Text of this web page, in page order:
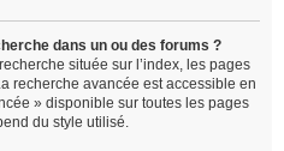
dans un ou des forums ?
située sur l’index, les pages
recherche avancée est accessible en
» disponible sur toutes les pages
du style utilisé.